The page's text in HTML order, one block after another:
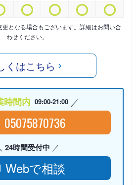
となる場合もございます。詳細はお問い合
わせください。
くはこちら
時間内 09:00-21:00
05075870736
24時間受付中
Webで相談